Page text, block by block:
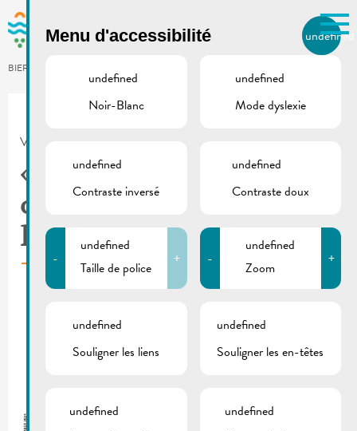
Skip to main content
BIERGER.REMICH.LU
Utilisez la recherche pour
Comme par exemple des contacts, des
VILLE DE REMICH / ACTUALITÉ
« De Buet » septembre-
octobre 2024 est en
ligne
Menu d'accessibilité undefined
undefined
Noir-Blanc
undefined
Mode dyslexie
undefined
Contraste inversé
undefined
Contraste doux
-
undefined
Taille de police
+ -
undefined
Zoom
+
undefined
Souligner les liens
undefined
Souligner les en-têtes
undefined
undefined